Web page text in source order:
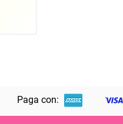
Paga con: